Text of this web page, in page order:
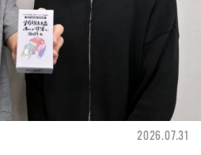
2026.07.31